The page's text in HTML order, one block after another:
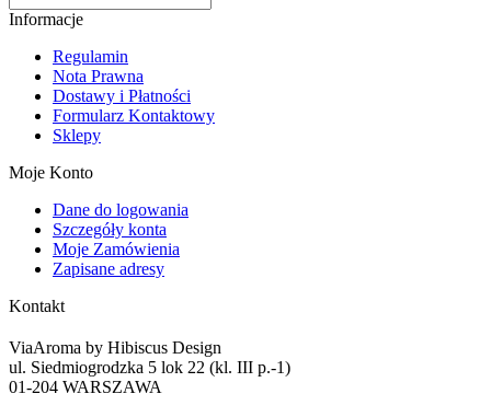
Informacje
Regulamin
Nota Prawna
Dostawy i Płatności
Formularz Kontaktowy
Sklepy
Moje Konto
Dane do logowania
Szczegóły konta
Moje Zamówienia
Zapisane adresy
Kontakt
ViaAroma by Hibiscus Design
ul. Siedmiogrodzka 5 lok 22 (kl. III p.-1)
01-204 WARSZAWA